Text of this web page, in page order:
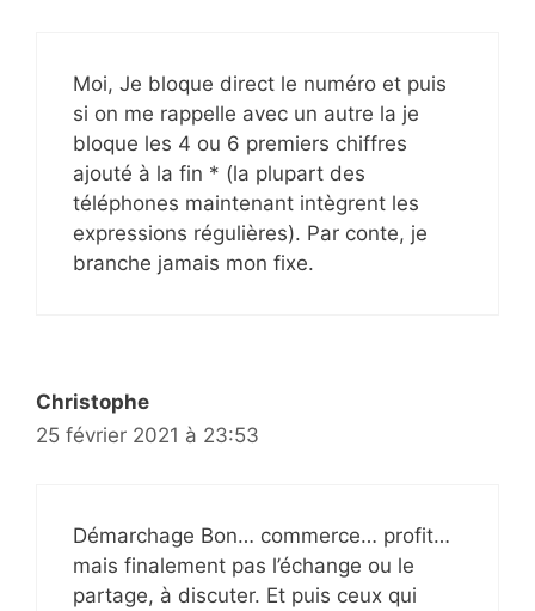
Moi, Je bloque direct le numéro et puis
si on me rappelle avec un autre la je
bloque les 4 ou 6 premiers chiffres
ajouté à la fin * (la plupart des
téléphones maintenant intègrent les
expressions régulières). Par conte, je
branche jamais mon fixe.
Christophe
25 février 2021 à 23:53
Démarchage Bon… commerce… profit…
mais finalement pas l’échange ou le
partage, à discuter. Et puis ceux qui